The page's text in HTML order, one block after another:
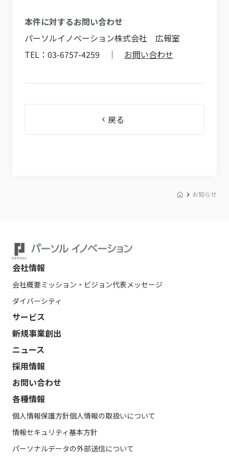
本件に対するお問い合わせ
パーソルイノベーション株式会社 広報室
TEL：03-6757-4259 ｜ お問い合わせ
戻る
お知らせ
会社情報
会社概要ミッション・ビジョン代表メッセージ
ダイバーシティ
サービス
新規事業創出
ニュース
採用情報
お問い合わせ
各種情報
個人情報保護方針個人情報の取扱いについて
情報セキュリティ基本方針
パーソナルデータの外部送信について